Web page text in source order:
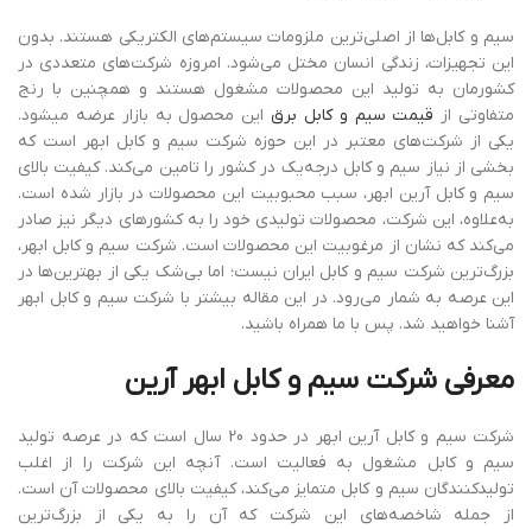
سیم و کابل‌ها از اصلی‌ترین ملزومات سیستم‌های الکتریکی هستند. بدون
این تجهیزات، زندگی انسان مختل می‌شود. امروزه شرکت‌های متعددی در
کشورمان به تولید این محصولات مشغول هستند و همچنین با رنج
متفاوتی از قیمت سیم و کابل برق این محصول به بازار عرضه میشود.
یکی از شرکت‌های معتبر در این حوزه شرکت سیم و کابل ابهر است که
بخشی از نیاز سیم و کابل درجه‌یک در کشور را تامین می‌کند. کیفیت بالای
سیم و کابل آرین ابهر، سبب محبوبیت این محصولات در بازار شده است.
به‌علاوه، این شرکت، محصولات تولیدی خود را به کشورهای دیگر نیز صادر
می‌کند که نشان از مرغوبیت این محصولات است. شرکت سیم و کابل ابهر،
بزرگ‌ترین شرکت سیم و کابل ایران نیست؛ اما بی‌شک یکی از بهترین‌ها در
این عرصه به شمار می‌رود. در این مقاله بیشتر با شرکت سیم و کابل ابهر
آشنا خواهید شد. پس با ما همراه باشید.
معرفی شرکت سیم و کابل ابهرآرین
شرکت سیم و کابل آرین ابهر در حدود 20 سال است که در عرصه‌ تولید
سیم و کابل مشغول به فعالیت است. آنچه این شرکت را از اغلب
تولیدکنندگان سیم و کابل متمایز می‌کند، کیفیت بالای محصولات آن است.
از جمله شاخصه‌های این شرکت که آن را به یکی از بزرگ‌ترین